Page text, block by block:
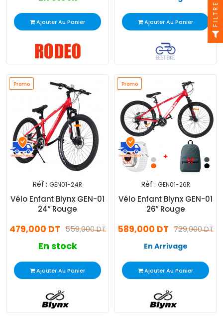
Ajouter Au Panier Ajouter Au Panier
Promo
Réf : GEN01-24R
Vélo Enfant Blynx GEN-01
24″ Rouge
559,000 DT
479,000 DT
En stock
Ajouter Au Panier
Promo
Réf : GEN01-26R
Vélo Enfant Blynx GEN-01
26″ Rouge
729,000 DT
589,000 DT
En Arrivage
Ajouter Au Panier
FILTRE